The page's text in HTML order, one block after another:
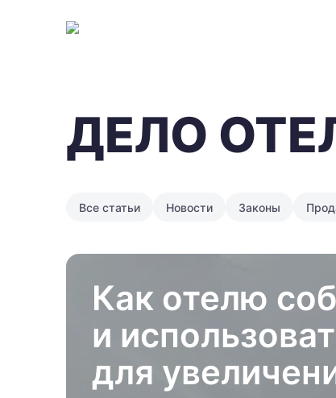
ДЕЛО
Все статьи Новости Законы
Как отелю
и
для